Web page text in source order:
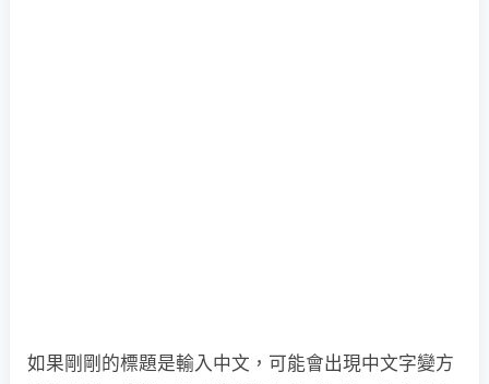
如果剛剛的標題是輸入中文，可能會出現中文字變方